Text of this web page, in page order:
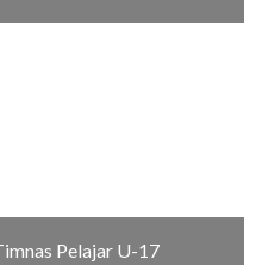
Pelajar U-17